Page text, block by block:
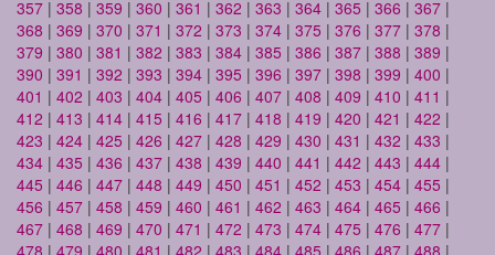
357 | 358 | 359 | 360 | 361 | 362 | 363 | 364 | 365 | 366 | 367 |
368 | 369 | 370 | 371 | 372 | 373 | 374 | 375 | 376 | 377 | 378 |
379 | 380 | 381 | 382 | 383 | 384 | 385 | 386 | 387 | 388 | 389 |
390 | 391 | 392 | 393 | 394 | 395 | 396 | 397 | 398 | 399 | 400 |
401 | 402 | 403 | 404 | 405 | 406 | 407 | 408 | 409 | 410 | 411 |
412 | 413 | 414 | 415 | 416 | 417 | 418 | 419 | 420 | 421 | 422 |
423 | 424 | 425 | 426 | 427 | 428 | 429 | 430 | 431 | 432 | 433 |
434 | 435 | 436 | 437 | 438 | 439 | 440 | 441 | 442 | 443 | 444 |
445 | 446 | 447 | 448 | 449 | 450 | 451 | 452 | 453 | 454 | 455 |
456 | 457 | 458 | 459 | 460 | 461 | 462 | 463 | 464 | 465 | 466 |
467 | 468 | 469 | 470 | 471 | 472 | 473 | 474 | 475 | 476 | 477 |